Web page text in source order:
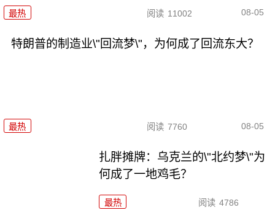
最热 阅读 11002 08-05
特朗普的制造业\"回流梦\"，为何成了回流东大？
最热 阅读 7760 08-05
扎胖摊牌：乌克兰的\"北约梦\"为
何成了一地鸡毛？
最热 阅读 4786